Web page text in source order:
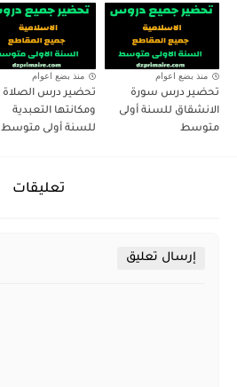
منذ بضع اعوام
تحضير درس سورة
الانشقاق للسنة أولى
متوسط
منذ بضع اعوام
تحضير درس الصلاة
ومكانتها التعبدية
للسنة أولى متوسط
تعليقات
إرسال تعليق